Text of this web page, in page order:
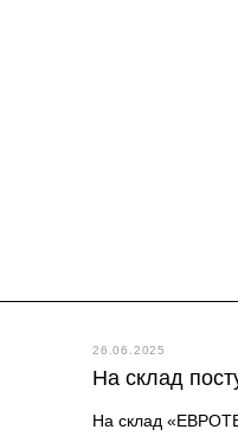
26.06.2025
На склад
На склад